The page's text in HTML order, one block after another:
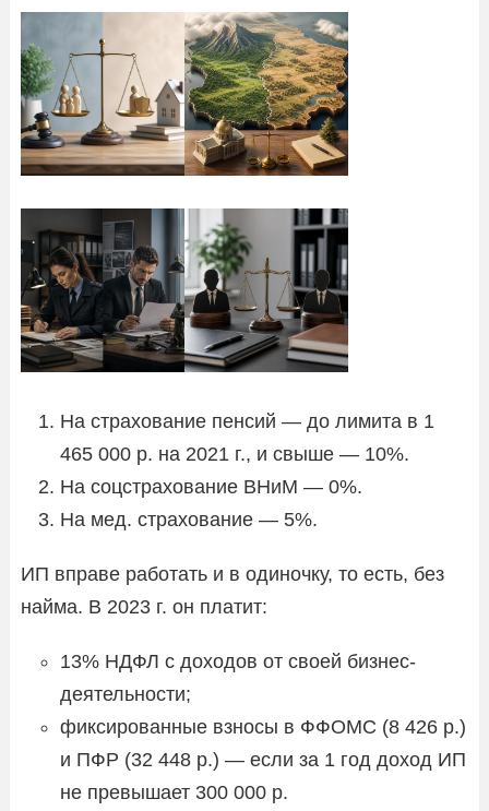
На страхование пенсий — до лимита в 1
465 000 р. на 2021 г., и свыше — 10%.
На соцстрахование ВНиМ — 0%.
На мед. страхование — 5%.
ИП вправе работать и в одиночку, то есть, без
найма. В 2023 г. он платит:
13% НДФЛ с доходов от своей бизнес-
деятельности;
фиксированные взносы в ФФОМС (8 426 р.)
и ПФР (32 448 р.) — если за 1 год доход ИП
не превышает 300 000 р.